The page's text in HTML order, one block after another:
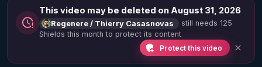
This video may be deleted on August 31, 2026
Regenere / Thierry Casasnovas
still needs 125
Shields this month to protect its content
Protect this video